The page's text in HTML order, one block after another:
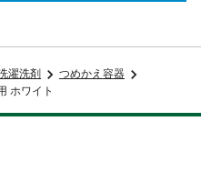
濯洗剤
つめかえ容器
ホワイト